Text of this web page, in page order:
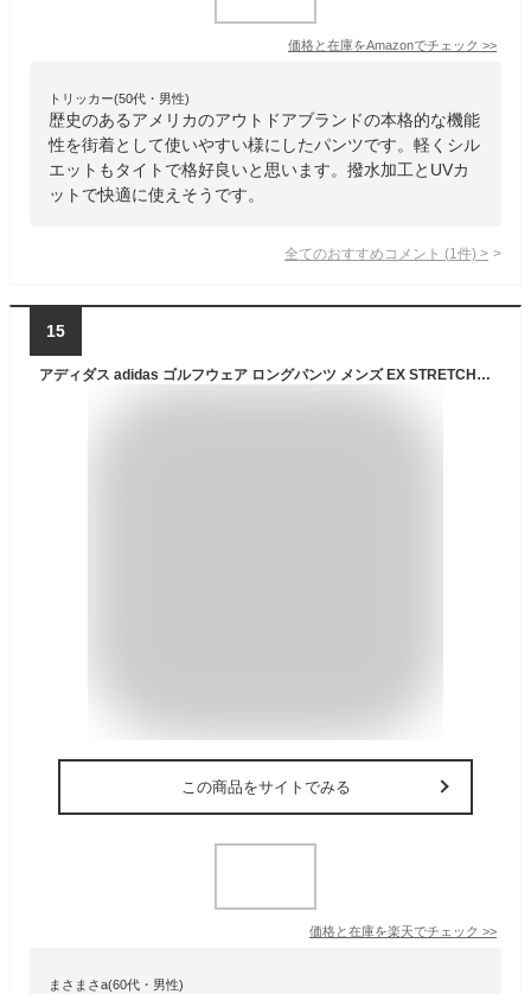
価格と在庫をAmazonでチェック >>
トリッカー(50代・男性)
歴史のあるアメリカのアウトドアブランドの本格的な機能
性を街着として使いやすい様にしたパンツです。軽くシル
エットもタイトで格好良いと思います。撥水加工とUVカ
ットで快適に使えそうです。
全てのおすすめコメント (1 件) >
15
アディダス adidas ゴルフウェア ロングパンツ メンズ EX STRETCH ACTIVE 撥水パンツ JVU95 【国内正規品】【2025年秋冬モデル】
この商品をサイトでみる
価格と在庫を楽天でチェック >>
まさまさa(60代・男性)